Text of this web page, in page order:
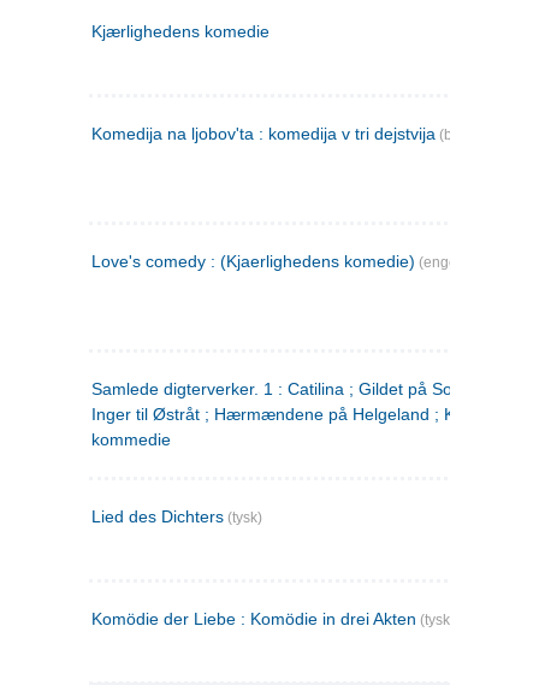
Kjærlighedens komedie
Komedija na ljobov'ta : komedija v tri dejstvija (bulgarsk)
Love's comedy : (Kjaerlighedens komedie) (engelsk)
Samlede digterverker. 1 : Catilina ; Gildet på Solhaug ; Fru
Inger til Østråt ; Hærmændene på Helgeland ;
kommedie
Lied des Dichters (tysk)
Komödie der Liebe : Komödie in drei Akten (tysk)